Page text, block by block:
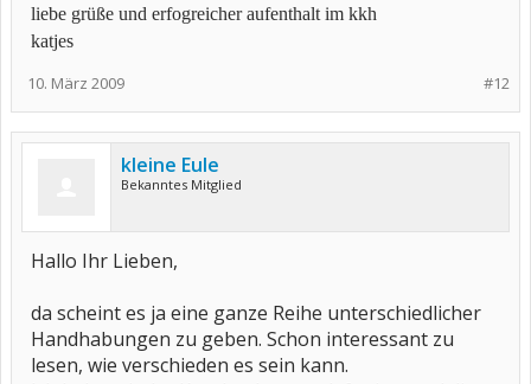
liebe grüße und erfogreicher aufenthalt im kkh
katjes
#12
10. März 2009
kleine Eule
Bekanntes Mitglied
Hallo Ihr Lieben,
da scheint es ja eine ganze Reihe unterschiedlicher
Handhabungen zu geben. Schon interessant zu
lesen, wie verschieden es sein kann.